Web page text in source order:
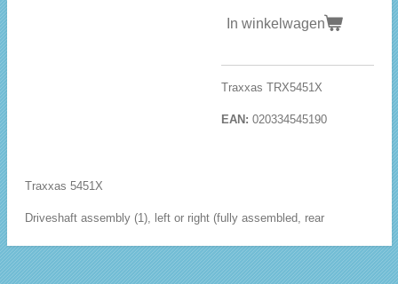
In winkelwagen
Traxxas TRX5451X
EAN: 020334545190
Traxxas 5451X
Driveshaft assembly (1), left or right (fully assembled, rear